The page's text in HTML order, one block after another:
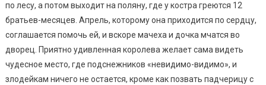
по лесу, а потом выходит на поляну, где у костра греются 12
братьев-месяцев. Апрель, которому она приходится по сердцу,
соглашается помочь ей, и вскоре мачеха и дочка мчатся во
дворец. Приятно удивленная королева желает сама видеть
чудесное место, где подснежников «невидимо-видимо», и
злодейкам ничего не остается, кроме как позвать падчерицу с